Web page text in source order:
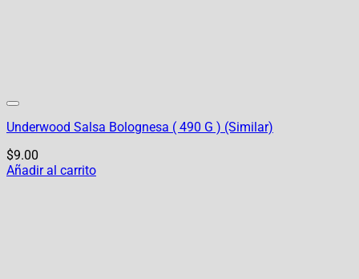
Underwood Salsa Bolognesa ( 490 G ) (Similar)
$9.00
Añadir al carrito